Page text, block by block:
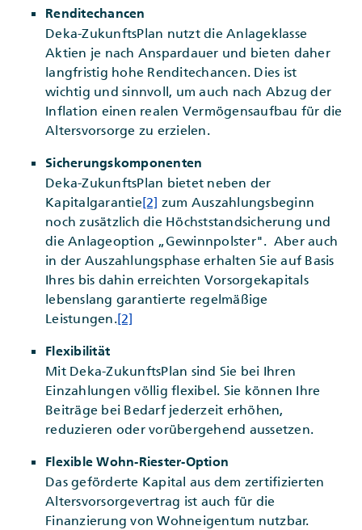
Renditechancen
Deka-ZukunftsPlan nutzt die Anlageklasse
Aktien je nach Anspardauer und bieten daher
langfristig hohe Renditechancen. Dies ist
wichtig und sinnvoll, um auch nach Abzug der
Inflation einen realen Vermögensaufbau für die
Altersvorsorge zu erzielen.
Sicherungskomponenten
Deka-ZukunftsPlan bietet neben der
Kapitalgarantie[2] zum Auszahlungsbeginn
noch zusätzlich die Höchststandsicherung und
die Anlageoption „Gewinnpolster". Aber auch
in der Auszahlungsphase erhalten Sie auf Basis
Ihres bis dahin erreichten Vorsorgekapitals
lebenslang garantierte regelmäßige
Leistungen.[2]
Flexibilität
Mit Deka-ZukunftsPlan sind Sie bei Ihren
Einzahlungen völlig flexibel. Sie können Ihre
Beiträge bei Bedarf jederzeit erhöhen,
reduzieren oder vorübergehend aussetzen.
Flexible Wohn-Riester-Option
Das geförderte Kapital aus dem zertifizierten
Altersvorsorgevertrag ist auch für die
Finanzierung von Wohneigentum nutzbar.